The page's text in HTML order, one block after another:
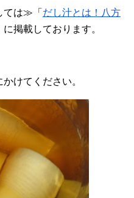
ては≫「 だし汁とは！八方
に掲載しております。
けてください。